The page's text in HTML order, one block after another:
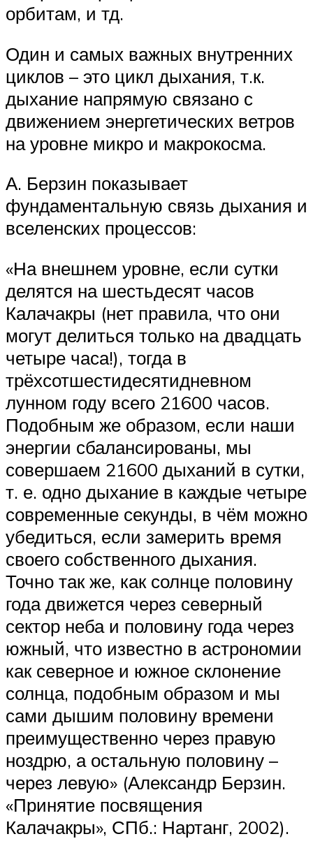
орбитам, и тд.
Один и самых важных внутренних
циклов – это цикл дыхания, т.к.
дыхание напрямую связано с
движением энергетических ветров
на уровне микро и макрокосма.
А. Берзин показывает
фундаментальную связь дыхания и
вселенских процессов:
«На внешнем уровне, если сутки
делятся на шестьдесят часов
Калачакры (нет правила, что они
могут делиться только на двадцать
четыре часа!), тогда в
трёхсотшестидесятидневном
лунном году всего 21600 часов.
Подобным же образом, если наши
энергии сбалансированы, мы
совершаем 21600 дыханий в сутки,
т. е. одно дыхание в каждые четыре
современные секунды, в чём можно
убедиться, если замерить время
своего собственного дыхания.
Точно так же, как солнце половину
года движется через северный
сектор неба и половину года через
южный, что известно в астрономии
как северное и южное склонение
солнца, подобным образом и мы
сами дышим половину времени
преимущественно через правую
ноздрю, а остальную половину –
через левую» (Александр Берзин.
«Принятие посвящения
Калачакры», СПб.: Нартанг, 2002).